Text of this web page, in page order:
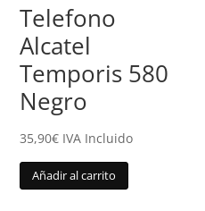
Telefono
Alcatel
Temporis 580
Negro
35,90€ IVA Incluido
Añadir al carrito